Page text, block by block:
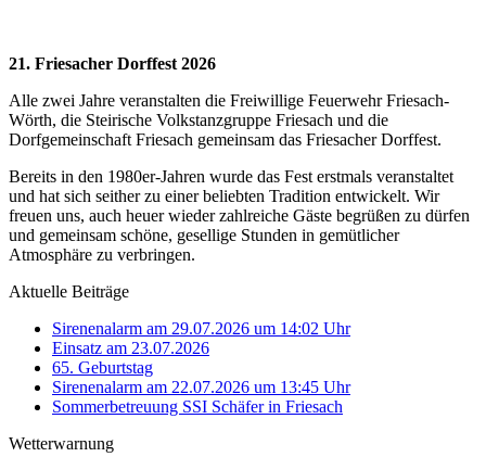
21. Friesacher Dorffest 2026
Alle zwei Jahre veranstalten die Freiwillige Feuerwehr Friesach-
Wörth, die Steirische Volkstanzgruppe Friesach und die
Dorfgemeinschaft Friesach gemeinsam das Friesacher Dorffest.
Bereits in den 1980er-Jahren wurde das Fest erstmals veranstaltet
und hat sich seither zu einer beliebten Tradition entwickelt. Wir
freuen uns, auch heuer wieder zahlreiche Gäste begrüßen zu dürfen
und gemeinsam schöne, gesellige Stunden in gemütlicher
Atmosphäre zu verbringen.
Aktuelle Beiträge
Sirenenalarm am 29.07.2026 um 14:02 Uhr
Einsatz am 23.07.2026
65. Geburtstag
Sirenenalarm am 22.07.2026 um 13:45 Uhr
Sommerbetreuung SSI Schäfer in Friesach
Wetterwarnung